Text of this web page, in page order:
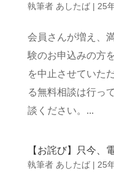
執筆者 あしたば| 25
会員さんが増え、
験のお申込みの方
を中止させていた
る無料相談は行っ
談ください。...
【お詫び】只今、
執筆者 あしたば| 25